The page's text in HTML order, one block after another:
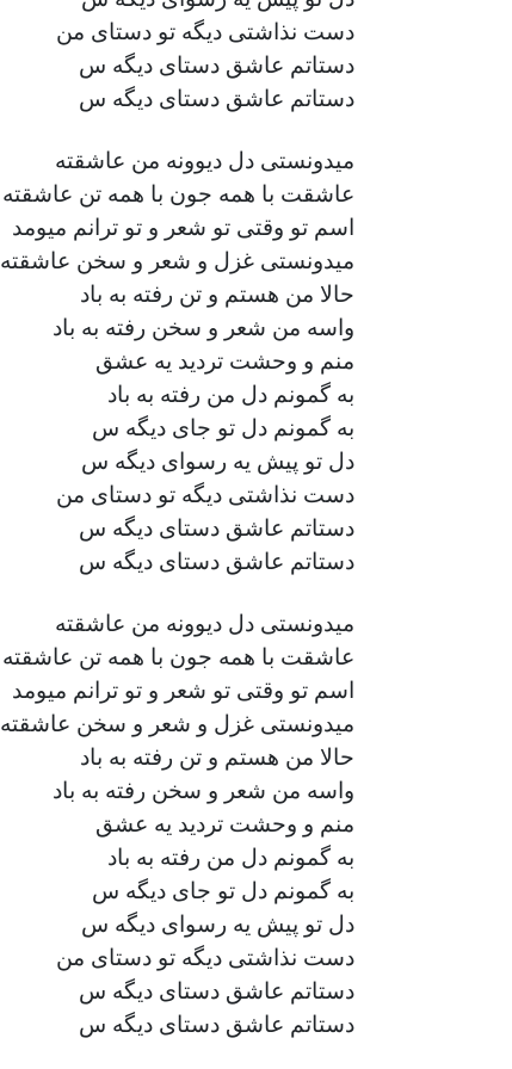
دست نذاشتی دیگه تو دستای من
دستاتم عاشق دستای دیگه س
دستاتم عاشق دستای دیگه س
میدونستی دل دیوونه من عاشقته
عاشقت با همه جون با همه تن عاشقته
اسم تو وقتی تو شعر و تو ترانم میومد
میدونستی غزل و شعر و سخن عاشقته
حالا من هستم و تن رفته به باد
واسه من شعر و سخن رفته به باد
منم و وحشت تردید یه عشق
به گمونم دل من رفته به باد
به گمونم دل تو جای دیگه س
دل تو پیش یه رسوای دیگه س
دست نذاشتی دیگه تو دستای من
دستاتم عاشق دستای دیگه س
دستاتم عاشق دستای دیگه س
میدونستی دل دیوونه من عاشقته
عاشقت با همه جون با همه تن عاشقته
اسم تو وقتی تو شعر و تو ترانم میومد
میدونستی غزل و شعر و سخن عاشقته
حالا من هستم و تن رفته به باد
واسه من شعر و سخن رفته به باد
منم و وحشت تردید یه عشق
به گمونم دل من رفته به باد
به گمونم دل تو جای دیگه س
دل تو پیش یه رسوای دیگه س
دست نذاشتی دیگه تو دستای من
دستاتم عاشق دستای دیگه س
دستاتم عاشق دستای دیگه س